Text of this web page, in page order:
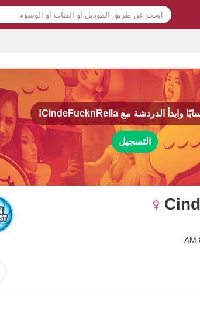
وابدأ الدردشة معCindeFucknRella!
التسجيل